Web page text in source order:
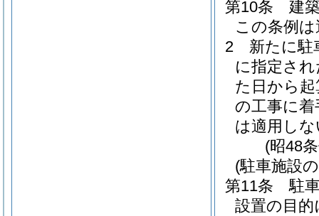
第10条
建
この条例
2
新たに駐
に指定さ
た日から
の工事に
は適用し
(昭48
(駐車施設
第11条
駐
設置の目